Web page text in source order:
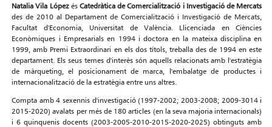
Natalia Vila LópezésCatedràtica de Comercialització i Investigació de Mercats
des de 2010 al Departament de Comercialització i Investigació de Mercats,
Facultat d'Economia, Universitat de València. Llicenciada en Ciències
Econòmiques i Empresarials en 1994 i doctora en la mateixa disciplina en
1999, amb Premi Extraordinari en els dos títols, treballa des de 1994 en este
departament. Els seus temes d'interès són aquells relacionats amb l'estratègia
de màrqueting, el posicionament de marca, l'embalatge de productes i
internacionalització de la estratègia entre uns altres.
Compta amb 4 sexennis d'investigació (1997-2002; 2003-2008; 2009-3014 i
2015-2020) avalats per més de 180 articles (en la seva majoria internacionals)
i 6 quinquenis docents (2003-2005-2010-2015-2020-2025) obtinguts amb